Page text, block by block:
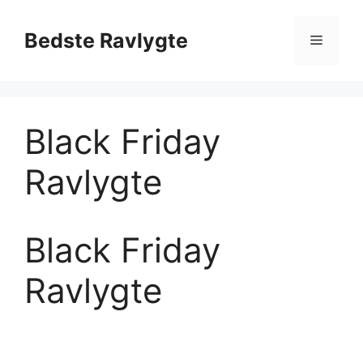
indholdBedste Ravlygte Menu
Black Friday
Ravlygte
Black Friday
Ravlygte